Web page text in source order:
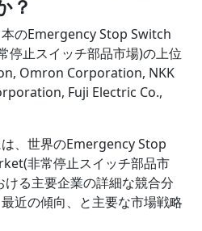
？
のEmergency Stop Switch
止スイッチ部品市場)の上位
Omron Corporation, NKK
Fuji Electric Co.,
、世界のEmergency Stop
非常停止スイッチ部品市
る主要企業の詳細な競合分
近の傾向、と主要な市場戦略